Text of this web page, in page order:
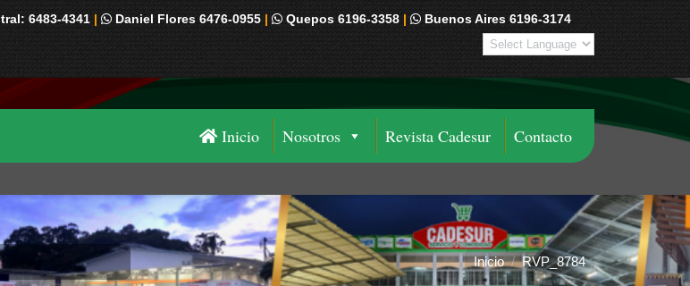
6483-4341 | Daniel Flores 6476-0955 | Quepos 6196-3358 | Buenos Aires 6196-3174
Inicio Nosotros Revista Cadesur Contacto
Estás aquí: Inicio RVP_8784